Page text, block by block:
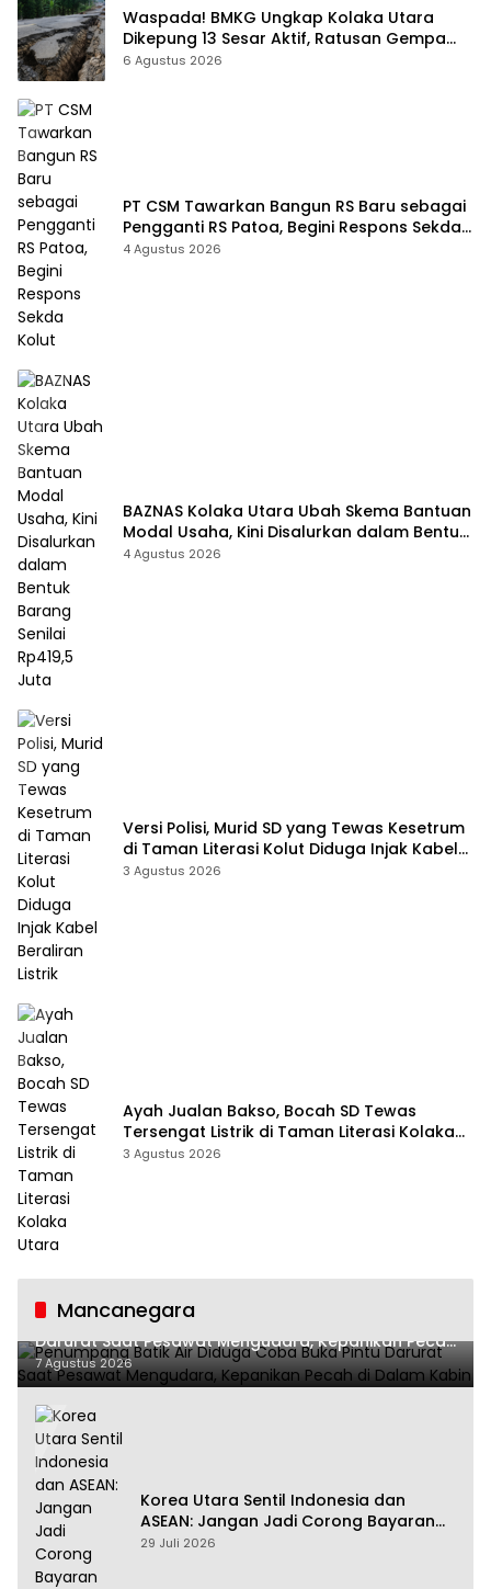
Waspada! BMKG Ungkap Kolaka Utara
Dikepung 13 Sesar Aktif, Ratusan Gempa
Sudah Terekam
6 Agustus 2026
PT CSM Tawarkan Bangun RS Baru sebagai
Pengganti RS Patoa, Begini Respons Sekda
Kolut
4 Agustus 2026
BAZNAS Kolaka Utara Ubah Skema Bantuan
Modal Usaha, Kini Disalurkan dalam Bentuk
Barang Senilai Rp419,5 Juta
4 Agustus 2026
Versi Polisi, Murid SD yang Tewas Kesetrum
di Taman Literasi Kolut Diduga Injak Kabel
Beraliran Listrik
3 Agustus 2026
Ayah Jualan Bakso, Bocah SD Tewas
Tersengat Listrik di Taman Literasi Kolaka
Utara
3 Agustus 2026
Mancanegara
Penumpang Batik Air Diduga Coba Buka Pintu
Darurat Saat Pesawat Mengudara, Kepanikan Pecah
di Dalam Kabin
7 Agustus 2026
Korea Utara Sentil Indonesia dan
ASEAN: Jangan Jadi Corong Bayaran
Amerika Serikat
29 Juli 2026